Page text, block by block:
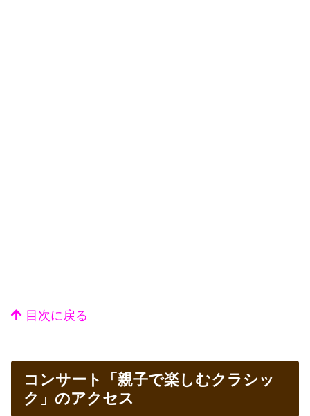
目次に戻る
コンサート「親子で楽しむクラシッ
ク」のアクセス